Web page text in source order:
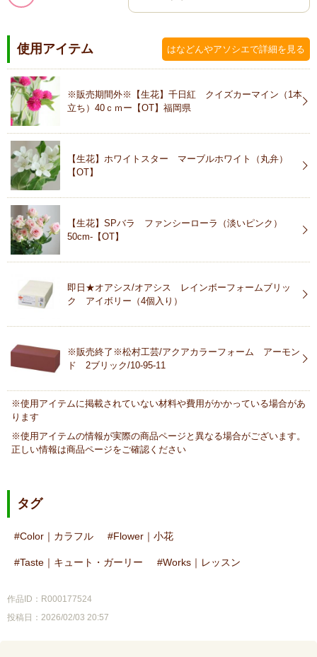
使用アイテム はなどんやアソシエで詳細を見る
※販売期間外※【生花】千日紅 クイズカーマイン（1本
立ち）40ｃｍー【OT】福岡県
【生花】ホワイトスター マーブルホワイト（丸弁）
【OT】
【生花】SPバラ ファンシーローラ（淡いピンク）
50cm-【OT】
即日★オアシス/オアシス レインボーフォームブリッ
ク アイボリー（4個入り）
※販売終了※松村工芸/アクアカラーフォーム アーモン
ド 2ブリック/10-95-11
※使用アイテムに掲載されていない材料や費用がかかっている場合があ
ります
※使用アイテムの情報が実際の商品ページと異なる場合がございます。
正しい情報は商品ページをご確認ください
タグ
Color｜カラフル Flower｜小花
Taste｜キュート・ガーリー Works｜レッスン
作品ID：R000177524
投稿日：2026/02/03 20:57